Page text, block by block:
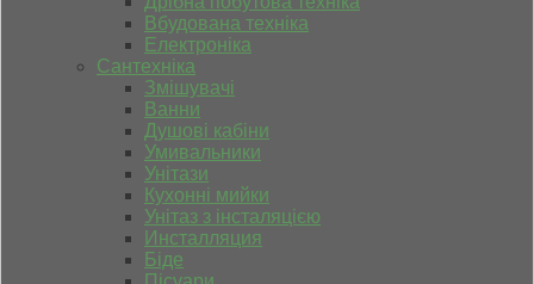
Вбудована техніка
Електроніка
Сантехніка
Змішувачі
Ванни
Душові кабіни
Умивальники
Унітази
Кухонні мийки
Унітаз з інсталяцією
Инсталляция
Біде